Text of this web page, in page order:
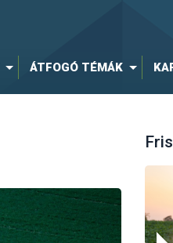
ÁTFOGÓ TÉMÁK